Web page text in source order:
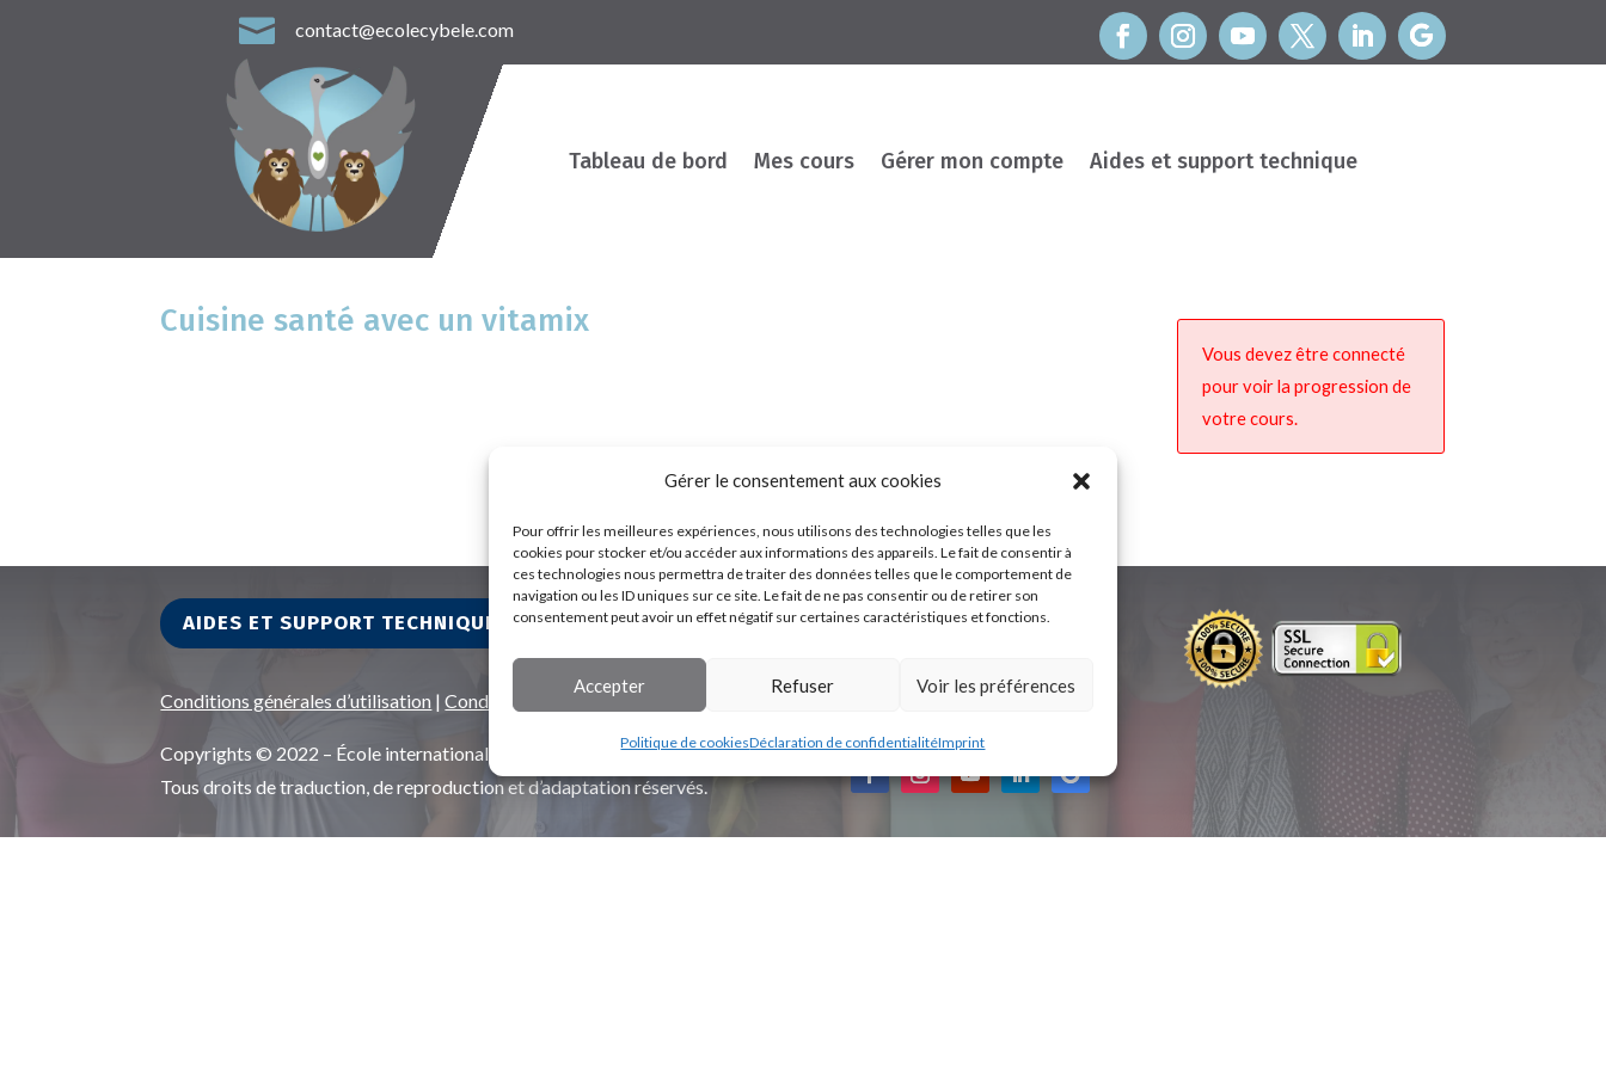
Gérer le consentement aux cookies
Pour offrir les meilleures expériences, nous utilisons des technologies telles que les
cookies pour stocker et/ou accéder aux informations des appareils. Le fait de consentir à
ces technologies nous permettra de traiter des données telles que le comportement de
navigation ou les ID uniques sur ce site. Le fait de ne pas consentir ou de retirer son
consentement peut avoir un effet négatif sur certaines caractéristiques et fonctions.
Accepter Refuser Voir les préférences
Politique de cookiesDéclaration de confidentialitéImprint
 contact@ecolecybele.com
Tableau de bord Mes cours Gérer mon compte Aides et support technique
Cuisine santé avec un vitamix
Vous devez être connecté
pour voir la progression de
votre cours.
AIDES ET SUPPORT TECHNIQUE
Conditions générales d’utilisation | Conditions générales de vente
Copyrights © 2022 – École internationale d’accompagnement Cybèle.
Tous droits de traduction, de reproduction et d’adaptation réservés.